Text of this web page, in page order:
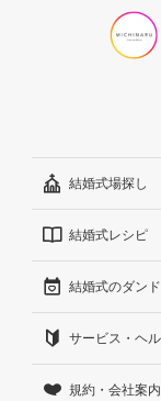
結婚式場探し
エリアから探す
こだわりから探
雰囲気から探す
見積りから探す
結婚式レシピ
結婚式準備レ
結婚式当日の
結婚式のダンド
結婚準備ガイド
Wedding Park
サービス・ヘ
サイトコンセプ
規約・会社案内